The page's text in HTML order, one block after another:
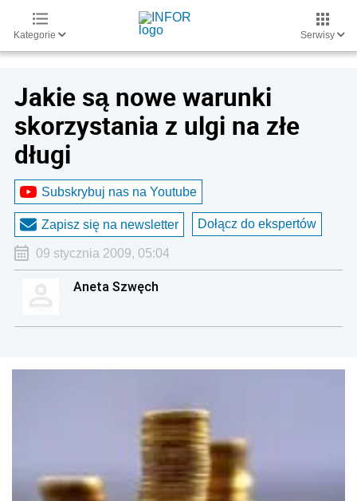
Kategorie Serwisy
Jakie są nowe warunki
skorzystania z ulgi na złe
długi
Subskrybuj nas na Youtube
Zapisz się na newsletter Dołącz do ekspertów
09 stycznia 2009, 05:04
Aneta Szwęch